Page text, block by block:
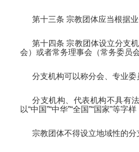
第十三条 宗教团体应当根据
第十四条 宗教团体设立分支
会）或者常务理事会（常务委员
分支机构可以称分会、专业
分支机构、代表机构不具有
以“中国”“中华”“全国”“国家”等
宗教团体不得设立地域性的